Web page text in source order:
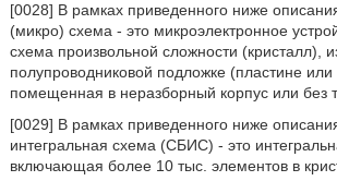
[0028] В рамках приведенного ниже
(микро) схема - это микроэлектронное
схема произвольной сложности (кристалл),
полупроводниковой подложке (пластине или
помещенная в неразборный корпус или без
[0029] В рамках приведенного ниже
интегральная схема (СБИС) - это
включающая более 10 тыс. элементов в